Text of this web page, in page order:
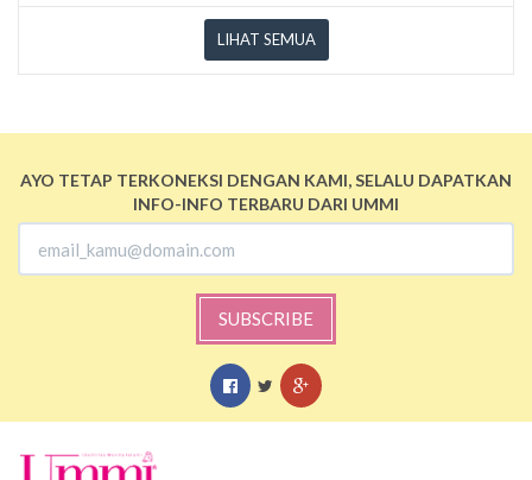
LIHAT SEMUA
AYO TETAP TERKONEKSI DENGAN KAMI, SELALU DAPATKAN
INFO-INFO TERBARU DARI UMMI
SUBSCRIBE